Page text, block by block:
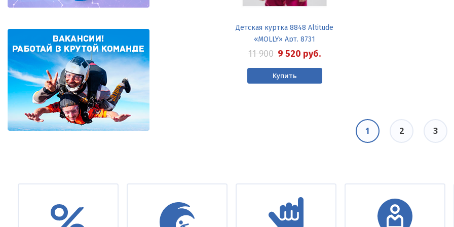
Детская куртка 8848 Altitude
«MOLLY» Арт. 8731
11 900 9 520 руб.
Купить
Текущая
1 Page
2 Page
3
Under